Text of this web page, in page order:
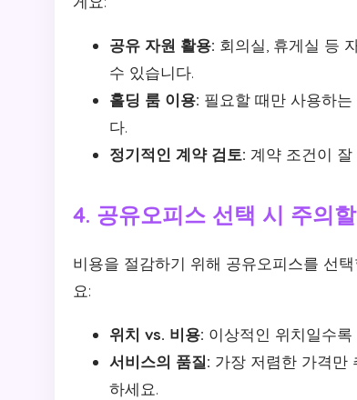
공유 자원 활용: 회의실, 휴게실 등
수 있습니다.
홀딩 룸 이용: 필요할 때만 사용하
다.
정기적인 계약 검토: 계약 조건이
4. 공유오피스 선택 시 주의
비용을 절감하기 위해 공유오피스를 선
요:
위치 vs. 비용: 이상적인 위치일수
서비스의 품질: 가장 저렴한 가격만
하세요.